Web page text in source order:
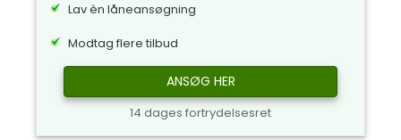
Lav èn låneansøgning
Modtag flere tilbud
ANSØG HER
14 dages fortrydelsesret